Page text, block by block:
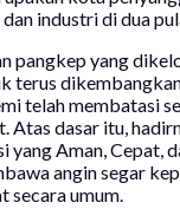
industri di dua
pangkep yang
terus
telah membatasi
Atas dasar itu,
yang Aman, Cepat,
angin segar
secara umum.